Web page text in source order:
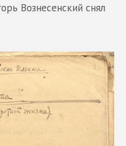
Вознесенский снял